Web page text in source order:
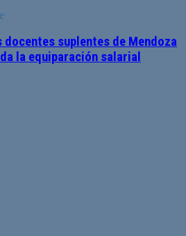
docentes suplentes de Mendoza
la equiparación salarial